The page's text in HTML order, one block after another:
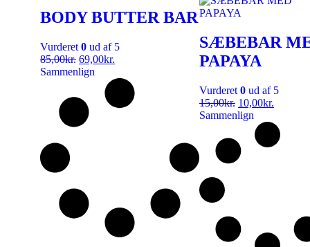
BODY BUTTER BAR
Vurderet 0 ud af 5
85,00kr. 69,00kr.
Sammenlign
SÆBEBAR
PAPAYA
Vurderet 0 ud af 5
15,00kr. 10,00kr.
Sammenlign